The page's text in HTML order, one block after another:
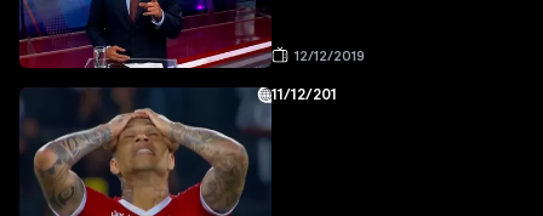
12/12/2019
11/12/201